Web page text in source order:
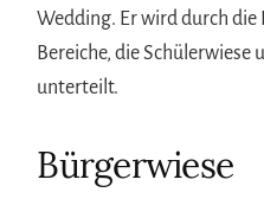
Wedding. Er wird durch die
Bereiche, die Schülerwiese
unterteilt.
Bürgerwiese